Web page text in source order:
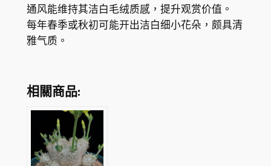
通风能维持其洁白毛绒质感，提升观赏价值。
每年春季或秋初可能开出洁白细小花朵，颇具清
雅气质。
相關商品: